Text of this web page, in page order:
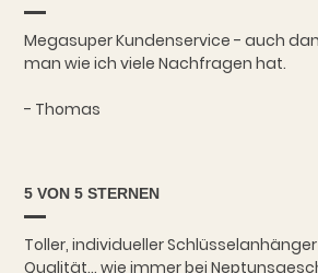
Megasuper Kundenservice - auch
man wie ich viele Nachfragen hat.
- Thomas
5 VON 5 STERNEN
Toller, individueller
Qualität... wie immer bei